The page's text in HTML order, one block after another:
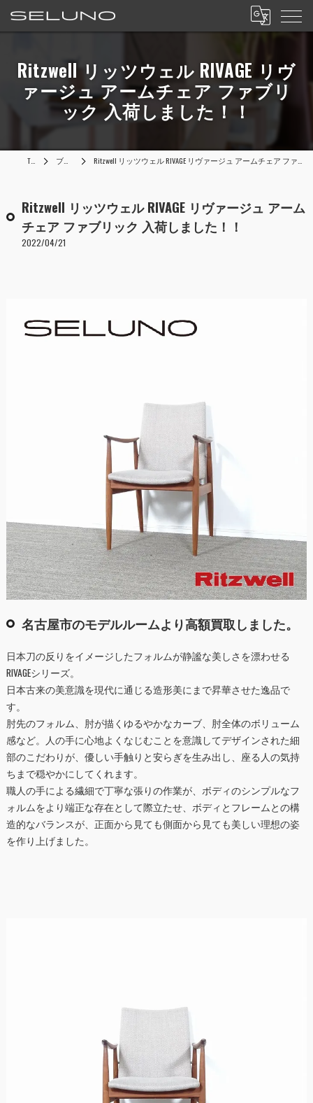
Ritzwell リッツウェル RIVAGE リヴ
ァージュ アームチェア ファブリ
ック 入荷しました！！
TOP ブログ Ritzwell リッツウェル RIVAGE リヴァージュ アームチェア ファブリック 入荷しました！！
Ritzwell リッツウェル RIVAGE リヴァージュ アーム
チェア ファブリック 入荷しました！！
2022/04/21
名古屋市のモデルルームより高額買取しました。
日本刀の反りをイメージしたフォルムが静謐な美しさを漂わせる
RIVAGEシリーズ。
日本古来の美意識を現代に通じる造形美にまで昇華させた逸品で
す。
肘先のフォルム、肘が描くゆるやかなカーブ、肘全体のボリューム
感など。人の手に心地よくなじむことを意識してデザインされた細
部のこだわりが、優しい手触りと安らぎを生み出し、座る人の気持
ちまで穏やかにしてくれます。
職人の手による繊細で丁寧な張りの作業が、ボディのシンプルなフ
ォルムをより端正な存在として際立たせ、ボディとフレームとの構
造的なバランスが、正面から見ても側面から見ても美しい理想の姿
を作り上げました。